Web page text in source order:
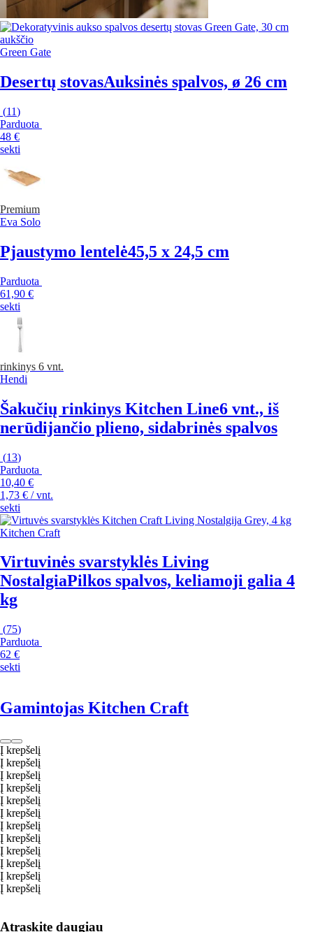
Green Gate
Desertų stovasAuksinės spalvos, ø 26 cm
(11)
Parduota
48 €
sekti
Premium
Eva Solo
Pjaustymo lentelė45,5 x 24,5 cm
Parduota
61,90 €
sekti
rinkinys 6 vnt.
Hendi
Šakučių rinkinys Kitchen Line6 vnt., iš
nerūdijančio plieno, sidabrinės spalvos
(13)
Parduota
10,40 €
1,73 € / vnt.
sekti
Kitchen Craft
Virtuvinės svarstyklės Living
NostalgiaPilkos spalvos, keliamoji galia 4
kg
(75)
Parduota
62 €
sekti
Gamintojas Kitchen Craft
Į krepšelį
Į krepšelį
Į krepšelį
Į krepšelį
Į krepšelį
Į krepšelį
Į krepšelį
Į krepšelį
Į krepšelį
Į krepšelį
Į krepšelį
Į krepšelį
Atraskite daugiau